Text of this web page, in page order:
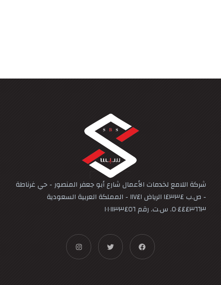
شركة اللامع لخدمات الأعمال شارع أبو جعفر المنصور - حي غرناطة
- ص.ب ١٤٣٣٤ الرياض ١١٧٤١ - المملكة العربية السعودية
٥٠٤٤٤٣٦٦٣. س.ت. رقم ١٠١٠١١٣٣٤٥٦